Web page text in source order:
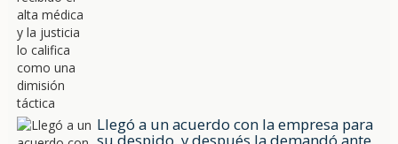
Llegó a un acuerdo con la empresa para